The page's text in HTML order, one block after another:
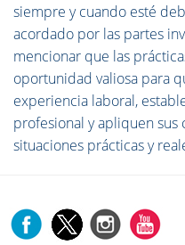
siempre y cuando esté
acordado por las partes
mencionar que las
oportunidad valiosa para
experiencia laboral,
profesional y apliquen
situaciones prácticas y